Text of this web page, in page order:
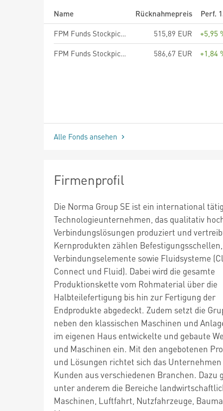
Name Rücknahmepreis
Perf.
FPM Funds Stockpicker Germany Small/Mid Cap - Anteilklasse C
515,89 EUR
+5,95
FPM Funds Stockpicker Germany All Cap - Anteilklasse C
586,67 EUR +1,84
Alle Fonds ansehen
Firmenprofil
Die Norma Group SE ist ein international
Technologieunternehmen, das qualitativ
Verbindungslösungen produziert und
Kernprodukten zählen Befestigungsschellen,
Verbindungselemente sowie Fluidsysteme
Connect und Fluid). Dabei wird die gesamte
Produktionskette vom Rohmaterial über die
Halbteilefertigung bis hin zur Fertigung der
Endprodukte abgedeckt. Zudem setzt die
neben den klassischen Maschinen und
im eigenen Haus entwickelte und gebaute
und Maschinen ein. Mit den angebotenen
und Lösungen richtet sich das
Kunden aus verschiedenen Branchen. Dazu
unter anderem die Bereiche
Maschinen, Luftfahrt, Nutzfahrzeuge,